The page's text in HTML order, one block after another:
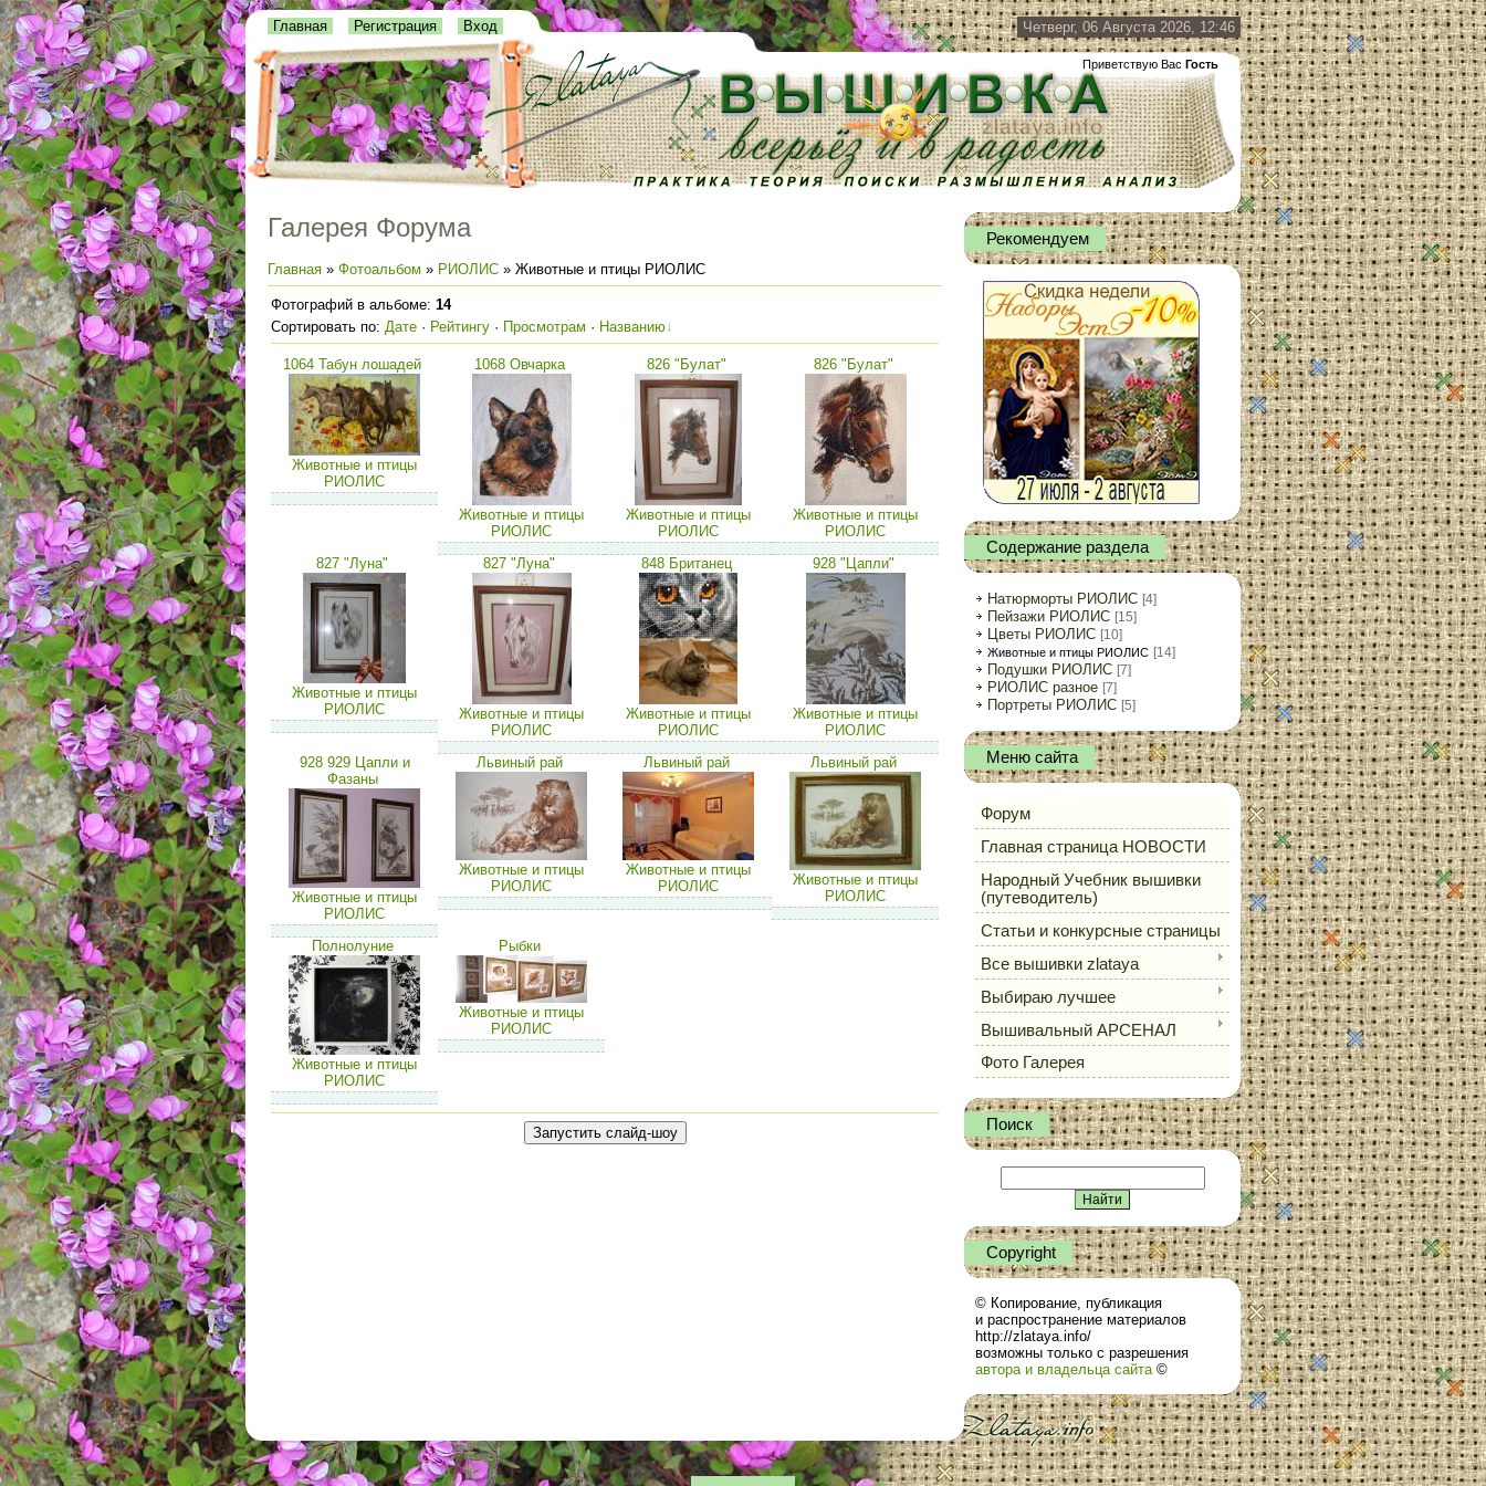
Четверг, 06 Августа 2026, 12:46
Приветствую Вас Гость
Главная Регистрация Вход
Галерея Форума
Главная » Фотоальбом » РИОЛИС » Животные и птицы РИОЛИС
Фотографий в альбоме: 14
Сортировать по: Дате · Рейтингу · Просмотрам · Названию
1064 Табун лошадей
Животные и птицы
РИОЛИС
1068 Овчарка
Животные и птицы
РИОЛИС
826 "Булат"
Животные и птицы
РИОЛИС
826 "Булат"
Животные и птицы
РИОЛИС
827 "Луна"
Животные и птицы
РИОЛИС
827 "Луна"
Животные и птицы
РИОЛИС
848 Британец
Животные и птицы
РИОЛИС
928 "Цапли"
Животные и птицы
РИОЛИС
928 929 Цапли и
Фазаны
Животные и птицы
РИОЛИС
Львиный рай
Животные и птицы
РИОЛИС
Львиный рай
Животные и птицы
РИОЛИС
Львиный рай
Животные и птицы
РИОЛИС
Полнолуние
Животные и птицы
РИОЛИС
Рыбки
Животные и птицы
РИОЛИС
Рекомендуем
Содержание раздела
Натюрморты РИОЛИС [4]
Пейзажи РИОЛИС [15]
Цветы РИОЛИС [10]
Животные и птицы РИОЛИС [14]
Подушки РИОЛИС [7]
РИОЛИС разное [7]
Портреты РИОЛИС [5]
Меню сайта
Форум
Главная страница НОВОСТИ
Народный Учебник вышивки
(путеводитель)
Статьи и конкурсные страницы
Все вышивки zlataya
Выбираю лучшее
Вышивальный АРСЕНАЛ
Фото Галерея
Поиск
Сopyright
© Копирование, публикация
и распространение материалов
http://zlataya.info/
возможны только с разрешения
автора и владельца сайта©